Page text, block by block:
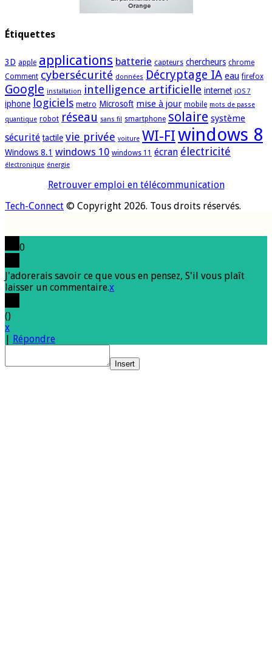
Étiquettes
3D apple applications batterie capteurs chercheurs chrome
Comment cybersécurité données Décryptage IA eau firefox
Google installation intelligence artificielle internet iOS 7
iphone logiciels metro Microsoft mise à jour mobile mots de passe
quantique robot réseau sans fil smartphone solaire système
sécurité tactile vie privée voiture WI-FIwindows 8
Windows 8.1 windows 10 windows 11 écran électricité
électronique énergie
Retrouver emploi en télécommunication
Tech-Connect © Copyright 2026. Tous droits réservés.
0
J'adorerais savoir ce que vous en pensez, S'il vous plaît
laisser un commentaire.x
()
x
Répondre
Insert